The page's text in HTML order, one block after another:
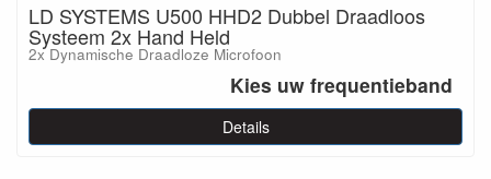
LD SYSTEMS U500 HHD2 Dubbel Draadloos
Systeem 2x Hand Held
2x Dynamische Draadloze Microfoon
Kies uw frequentieband
Details